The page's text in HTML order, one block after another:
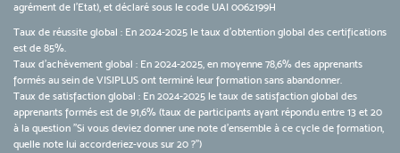
agrément de l’Etat), et déclaré sous le code UAI 0062199H
Taux de réussite global : En 2024-2025 le taux d'obtention global des certifications
est de 85%.
Taux d’achèvement global : En 2024-2025, en moyenne 78,6% des apprenants
formés au sein de VISIPLUS ont terminé leur formation sans abandonner.
Taux de satisfaction global : En 2024-2025 le taux de satisfaction global des
apprenants formés est de 91,6% (taux de participants ayant répondu entre 13 et 20
à la question "Si vous deviez donner une note d’ensemble à ce cycle de formation,
quelle note lui accorderiez-vous sur 20 ?")